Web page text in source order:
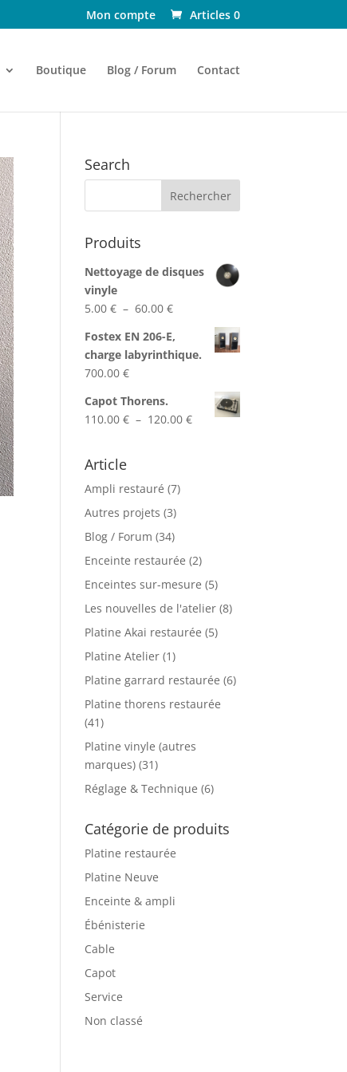
Mon compte Articles 0
Boutique Blog / Forum Contact
Search
Produits
Nettoyage de disques
vinyle
5.00€ – 60.00€Plage
prix :
5.00 €
Fostex EN 206-E,
charge labyrinthique.
700.00€
Capot Thorens.
110.00€ – 120.00€Plage
Article
Ampli restauré (7)
Autres projets (3)
Blog / Forum (34)
Enceinte restaurée (2)
Enceintes sur-mesure (5)
Les nouvelles de l'atelier (8)
Platine Akai restaurée (5)
Platine Atelier (1)
Platine garrard restaurée (6)
Platine thorens restaurée
(41)
Platine vinyle (autres
marques) (31)
Réglage & Technique (6)
Catégorie de produits
Platine restaurée
Platine Neuve
Enceinte & ampli
Ébénisterie
Cable
Capot
Service
Non classé